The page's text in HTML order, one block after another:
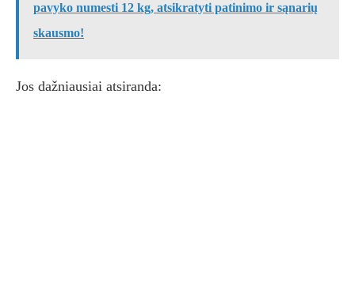
pavyko numesti 12 kg, atsikratyti patinimo ir sąnarių
skausmo!
Jos dažniausiai atsiranda: